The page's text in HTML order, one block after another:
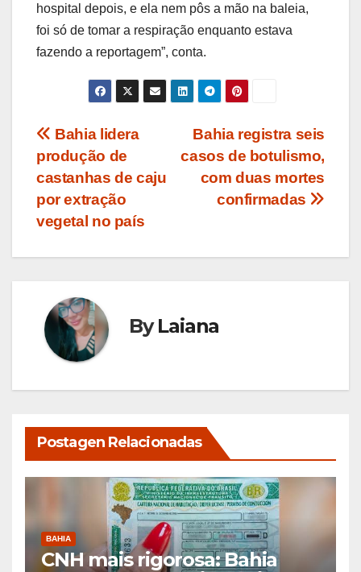
hospital depois, e ela nem pôs a mão na baleia,
foi só de tomar a respiração enquanto estava
fazendo a reportagem”, conta.
Navegação
de
Post
Bahia registra seis
casos de botulismo,
com duas mortes
confirmadas
Bahia lidera
produção de
castanhas de caju
por extração
vegetal no país
ByLaiana
Postagen Relacionadas
BAHIA
CNH mais rigorosa: Bahia